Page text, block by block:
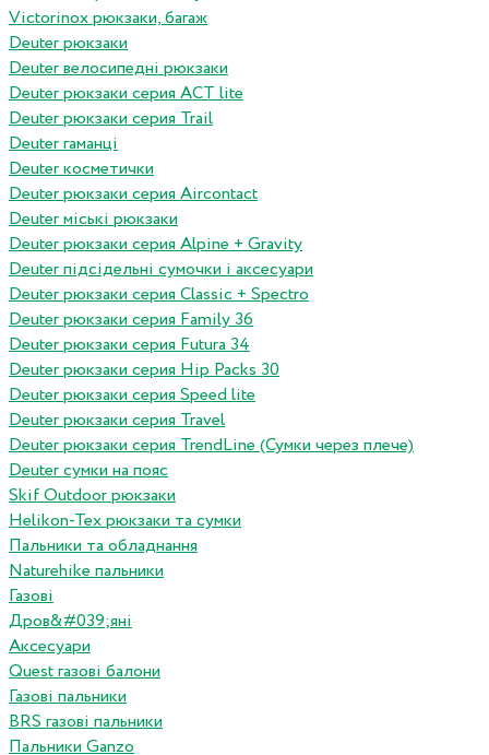
Victorinox рюкзаки, багаж
Deuter рюкзаки
Deuter велосипедні рюкзаки
Deuter рюкзаки серия ACT lite
Deuter рюкзаки серия Trail
Deuter гаманці
Deuter косметички
Deuter рюкзаки серия Aircontact
Deuter міські рюкзаки
Deuter рюкзаки серия Alpine + Gravity
Deuter підсідельні сумочки і аксесуари
Deuter рюкзаки серия Classic + Spectro
Deuter рюкзаки серия Family 36
Deuter рюкзаки серия Futura 34
Deuter рюкзаки серия Hip Packs 30
Deuter рюкзаки серия Speed lite
Deuter рюкзаки серия Travel
Deuter рюкзаки серия TrendLine (Сумки через плече)
Deuter сумки на пояс
Skif Outdoor рюкзаки
Helikon-Tex рюкзаки та сумки
Пальники та обладнання
Naturehike пальники
Газові
Дров&#039;яні
Аксесуари
Quest газові балони
Газові пальники
BRS газові пальники
Пальники Ganzo